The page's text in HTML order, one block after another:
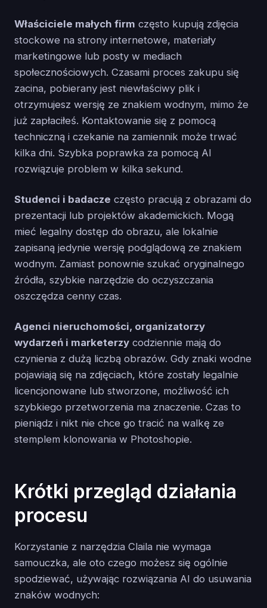
Właściciele małych firm często kupują zdjęcia
stockowe na strony internetowe, materiały
marketingowe lub posty w mediach
społecznościowych. Czasami proces zakupu się
zacina, pobierany jest niewłaściwy plik i
otrzymujesz wersję ze znakiem wodnym, mimo że
już zapłaciłeś. Kontaktowanie się z pomocą
techniczną i czekanie na zamiennik może trwać
kilka dni. Szybka poprawka za pomocą AI
rozwiązuje problem w kilka sekund.
Studenci i badacze często pracują z obrazami do
prezentacji lub projektów akademickich. Mogą
mieć legalny dostęp do obrazu, ale lokalnie
zapisaną jedynie wersję podglądową ze znakiem
wodnym. Zamiast ponownie szukać oryginalnego
źródła, szybkie narzędzie do oczyszczania
oszczędza cenny czas.
Agenci nieruchomości, organizatorzy
wydarzeń i marketerzy codziennie mają do
czynienia z dużą liczbą obrazów. Gdy znaki wodne
pojawiają się na zdjęciach, które zostały legalnie
licencjonowane lub stworzone, możliwość ich
szybkiego przetworzenia ma znaczenie. Czas to
pieniądz i nikt nie chce go tracić na walkę ze
stemplem klonowania w Photoshopie.
Krótki przegląd działania
procesu
Korzystanie z narzędzia Claila nie wymaga
samouczka, ale oto czego możesz się ogólnie
spodziewać, używając rozwiązania AI do usuwania
znaków wodnych: